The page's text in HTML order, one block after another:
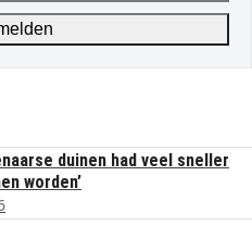
duinen had veel sneller
worden’